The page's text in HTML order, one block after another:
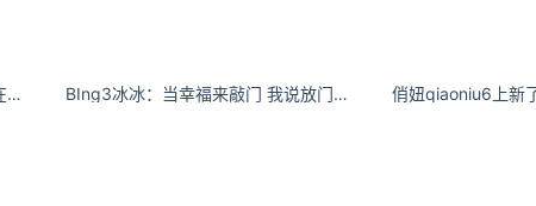
陈瑶外在压力增加时，就应增强内在的动力。 BIng3冰冰：当幸福来敲门 我说放门口 其实我在猫眼偷偷看 看他真不真诚 看他会不会等